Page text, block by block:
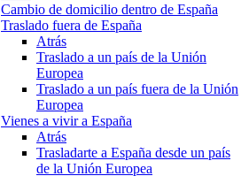
Cambio de domicilio dentro de España
Traslado fuera de España
Atrás
Traslado a un país de la Unión
Europea
Traslado a un país fuera de la Unión
Europea
Vienes a vivir a España
Atrás
Trasladarte a España desde un país
de la Unión Europea